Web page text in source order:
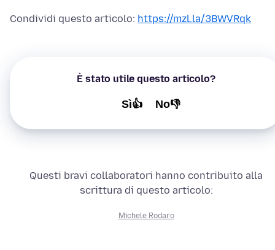
Condividi questo articolo: https://mzl.la/3BWVRqk
È stato utile questo articolo?
Sì👍 No👎
Questi bravi collaboratori hanno contribuito alla
scrittura di questo articolo:
Michele Rodaro